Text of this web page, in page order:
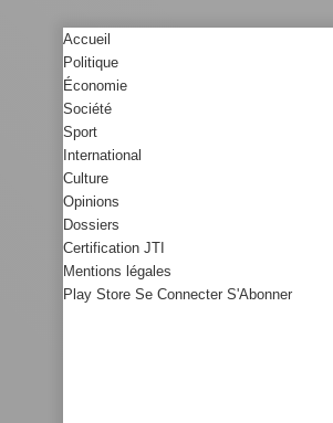
Accueil
Politique
Économie
Société
Sport
International
Culture
Opinions
Dossiers
Certification JTI
Mentions légales
Play Store Se Connecter S'Abonner